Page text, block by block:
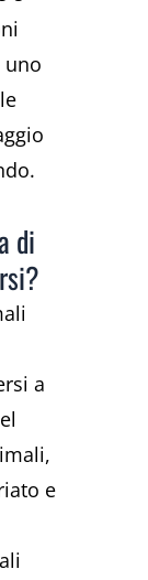
di
a
e